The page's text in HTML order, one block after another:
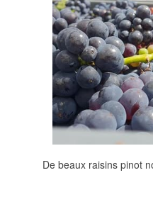
De beaux raisins pinot